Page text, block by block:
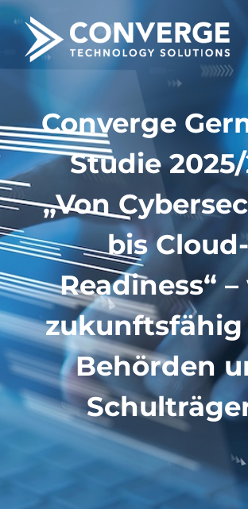
Converge
Studie
„Von
bis Cloud-
Readiness“
zukunftsfähig
Behörden